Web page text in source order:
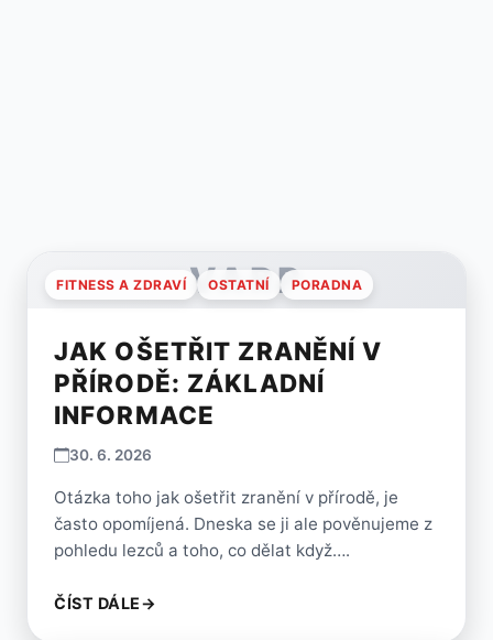
VARP
FITNESS A ZDRAVÍ OSTATNÍ PORADNA
JAK OŠETŘIT ZRANĚNÍ V
PŘÍRODĚ: ZÁKLADNÍ
INFORMACE
30. 6. 2026
Otázka toho jak ošetřit zranění v přírodě, je
často opomíjená. Dneska se ji ale pověnujeme z
pohledu lezců a toho, co dělat když….
ČÍST DÁLE→